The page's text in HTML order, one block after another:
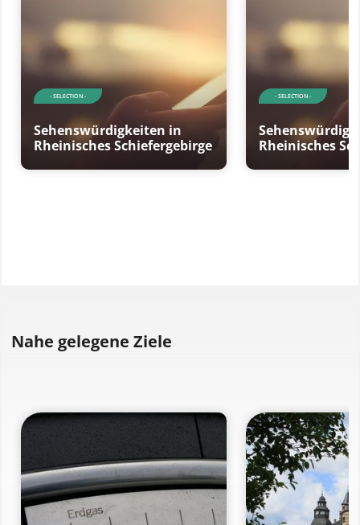
- SELECTION -
Sehenswürdigkeiten in
Rheinisches Schiefergebirge
- SELECTION -
Rheinisches
Nahe gelegene Ziele